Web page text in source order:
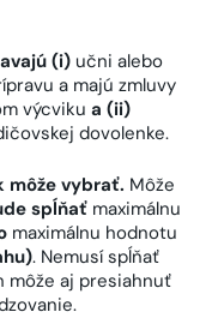
(i) učni alebo
a majú zmluvy
výcviku a (ii)
dovolenke.
môže vybrať. Môže
spĺňať maximálnu
maximálnu hodnotu
. Nemusí spĺňať
môže aj presiahnuť